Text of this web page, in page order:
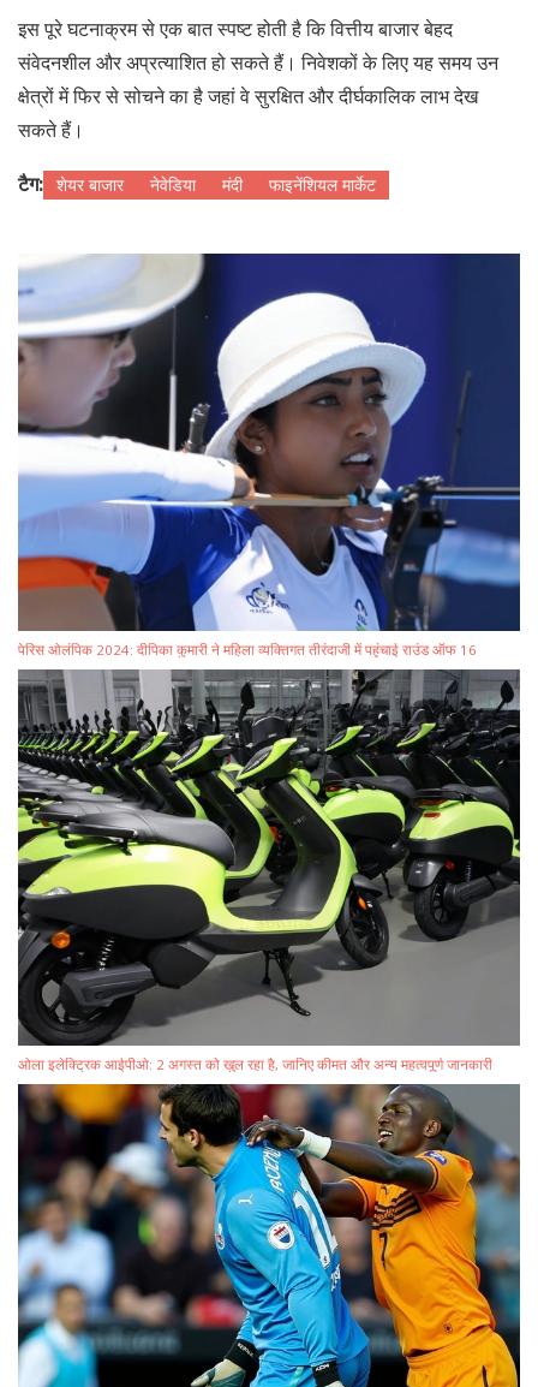
इस पूरे घटनाक्रम से एक बात स्पष्ट होती है कि वित्तीय बाजार बेहद
संवेदनशील और अप्रत्याशित हो सकते हैं। निवेशकों के लिए यह समय उन
क्षेत्रों में फिर से सोचने का है जहां वे सुरक्षित और दीर्घकालिक लाभ देख
सकते हैं।
टैग: शेयर बाजार नेवेडिया मंदी फाइनेंशियल मार्केट
पेरिस ओलंपिक 2024: दीपिका कुमारी ने महिला व्यक्तिगत तीरंदाजी में पहुंचाई राउंड ऑफ 16
ओला इलेक्ट्रिक आईपीओ: 2 अगस्त को खुल रहा है, जानिए कीमत और अन्य महत्वपूर्ण जानकारी